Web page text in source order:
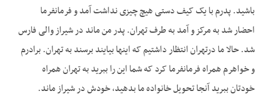
باشید. پدرم با یک کیف دستی هیچ چیزی نداشت آمد و فرمانفرما
احضار شد به مرکز و آمد به طرف تهران. پدر من ماند در شیراز والی فارس
شد. حالا ما درتهران انتظار داشتیم که اینها بیایند برسند به تهران. برادرم
و خواهرم همراه فرمانفرما کرد که شما این را ببرید به تهران همراه
خودتان ببرید آنجا تحویل خانواده ما بدهید، خودش در شیراز ماند.